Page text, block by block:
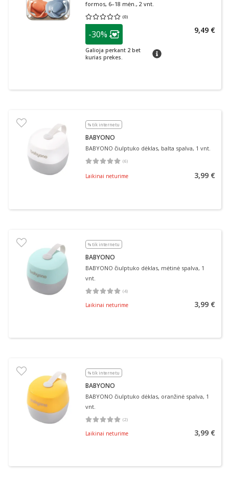
formos, 6–18 mėn., 2 vnt.
(0)
Vidutinis įvertinimas 0.00
patarimas
Lojalumo klubo narių nuolaida
-30%
Galioja perkant 2 bet
kurias prekes.
patarimas
9,49 €
% tik internetu
BABYONO
BABYONO čiulptuko dėklas, balta spalva, 1 vnt.
(6)
Vidutinis įvertinimas 5.00
Laikinai neturime 3,99 €
% tik internetu
BABYONO
BABYONO čiulptuko dėklas, mėtinė spalva, 1
vnt.
(4)
Vidutinis įvertinimas 5.00
Laikinai neturime 3,99 €
% tik internetu
BABYONO
BABYONO čiulptuko dėklas, oranžinė spalva, 1
vnt.
(2)
Vidutinis įvertinimas 5.00
Laikinai neturime 3,99 €